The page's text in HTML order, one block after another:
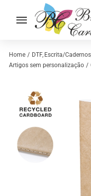
Toggle
Home
Loja
Categorias
Home DTF Escrita/Cadernos
Artigos sem personalização